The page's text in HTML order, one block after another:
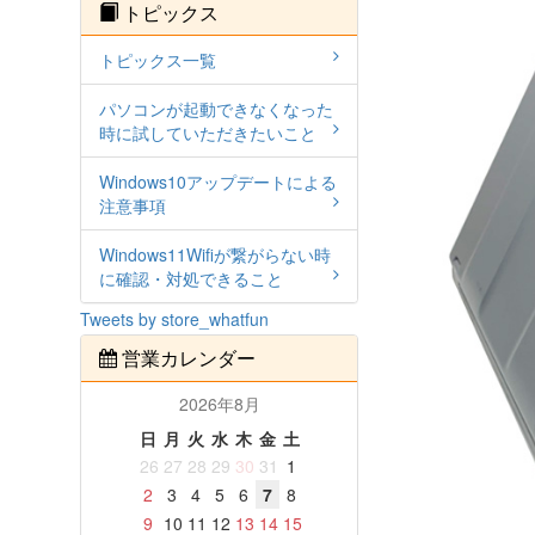
トピックス
トピックス一覧
パソコンが起動できなくなった
時に試していただきたいこと
Windows10アップデートによる
注意事項
Windows11Wifiが繋がらない時
に確認・対処できること
Tweets by store_whatfun
営業カレンダー
2026年8月
日 月 火 水 木 金 土
26 27 28 29 30 31 1
2
3 4 5 6 7
8
9 10 11 12 13 14 15